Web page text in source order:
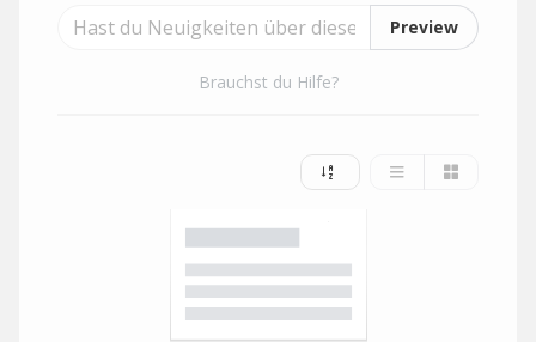
Preview
Brauchst du Hilfe?